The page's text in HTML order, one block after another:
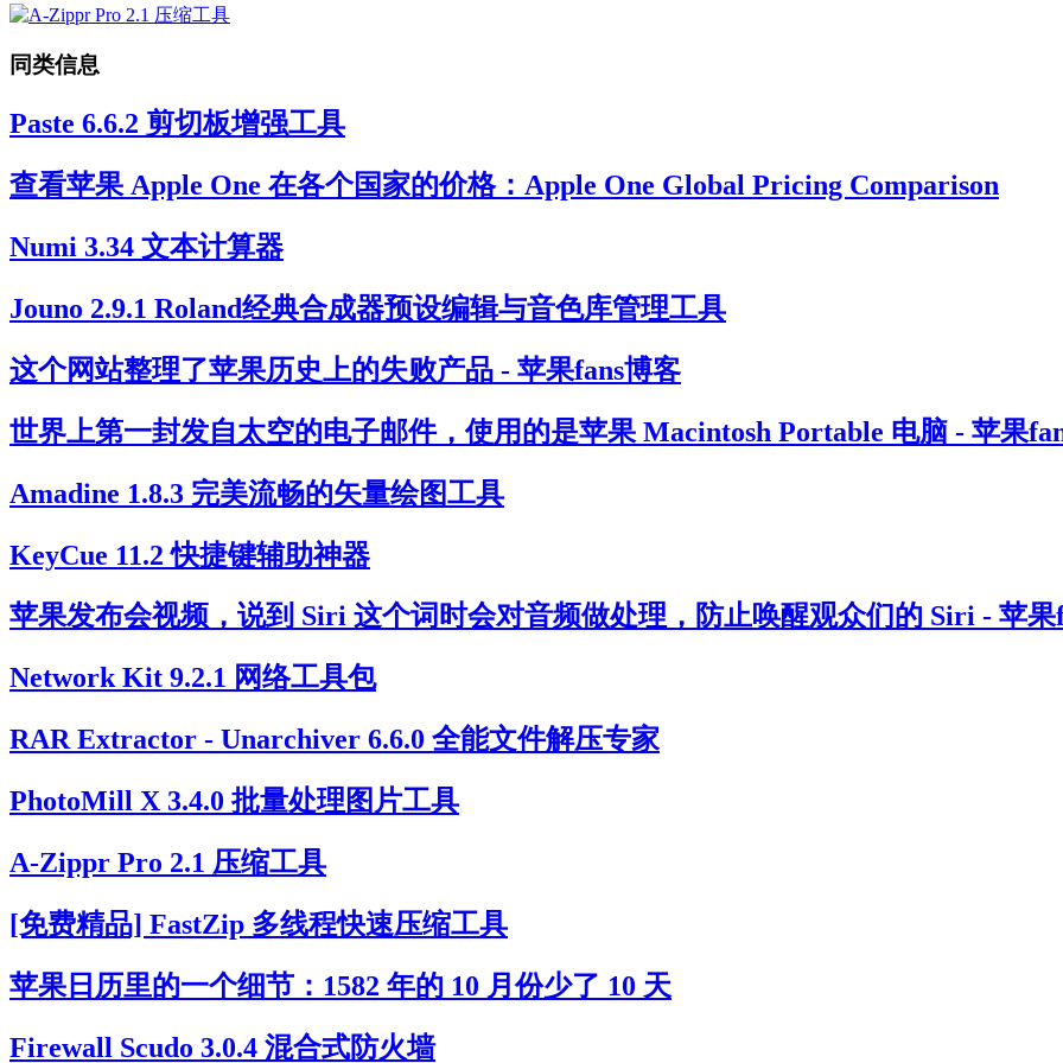
同类信息
Paste 6.6.2 剪切板增强工具
查看苹果 Apple One 在各个国家的价格：Apple One Global Pricing Comparison
Numi 3.34 文本计算器
Jouno 2.9.1 Roland经典合成器预设编辑与音色库管理工具
这个网站整理了苹果历史上的失败产品 - 苹果fans博客
世界上第一封发自太空的电子邮件，使用的是苹果 Macintosh Portable 电脑 - 苹果
Amadine 1.8.3 完美流畅的矢量绘图工具
KeyCue 11.2 快捷键辅助神器
苹果发布会视频，说到 Siri 这个词时会对音频做处理，防止唤醒观众们的 Siri - 苹果
Network Kit 9.2.1 网络工具包
RAR Extractor - Unarchiver 6.6.0 全能文件解压专家
PhotoMill X 3.4.0 批量处理图片工具
A-Zippr Pro 2.1 压缩工具
[免费精品] FastZip 多线程快速压缩工具
苹果日历里的一个细节：1582 年的 10 月份少了 10 天
Firewall Scudo 3.0.4 混合式防火墙